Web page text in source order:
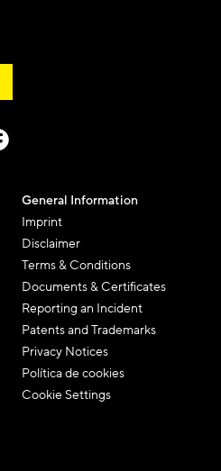
General Information
Imprint
Disclaimer
Terms & Conditions
Documents & Certificates
Reporting an Incident
Patents and Trademarks
Privacy Notices
Política de cookies
Cookie Settings